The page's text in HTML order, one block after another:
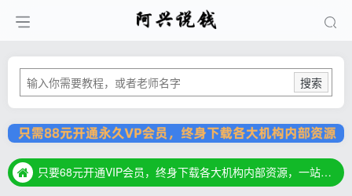
搜索
只要68元开通VIP会员，终身下载各大机构内部资源，一站式草根创业基地，最新最强网赚教程大全，小投入，大回报！
只要68元开通VIP会员，终身下载各大机构内部资源，一站式草根创业基地，最新最强网赚教程大全，小投入，大回报！